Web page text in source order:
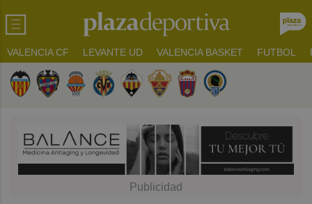
VALENCIA CF LEVANTE UD VALENCIA BASKET FUTBOL